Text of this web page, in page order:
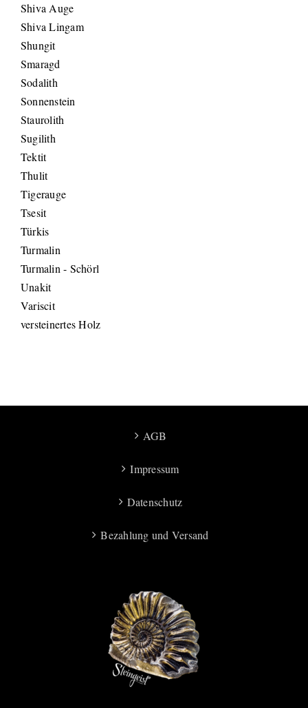
Shiva Auge
Shiva Lingam
Shungit
Smaragd
Sodalith
Sonnenstein
Staurolith
Sugilith
Tektit
Thulit
Tigerauge
Tsesit
Türkis
Turmalin
Turmalin - Schörl
Unakit
Variscit
versteinertes Holz
AGB
Impressum
Datenschutz
Bezahlung und Versand